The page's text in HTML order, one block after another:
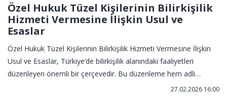
Özel Hukuk Tüzel Kişilerinin Bilirkişilik
Hizmeti Vermesine İlişkin Usul ve
Esaslar
Özel Hukuk Tüzel Kişilerinin Bilirkişilik Hizmeti Vermesine İlişkin
Usul ve Esaslar, Türkiye’de bilirkişilik alanındaki faaliyetleri
düzenleyen önemli bir çerçevedir. Bu düzenleme hem adli
süreçlerde uzman desteğinin niteliğini yükseltir hem de tüzel
27.02.2026 16:00